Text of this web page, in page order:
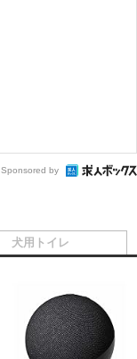
Sponsored by
犬用トイレ